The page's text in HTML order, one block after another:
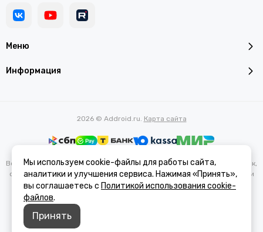
Меню
Информация
2026 © Addroid.ru. Карта сайта
Вся представленная на сайте информация, касающаяся характеристик,
стоимости товаров и услуг, носит информационный характер и ни при
каких условиях не является публичной офертой, определяемой
положениями Статьи 437(2) Гражданского кодекса РФ.
Мы используем cookie-файлы для работы сайта,
аналитики и улучшения сервиса. Нажимая «Принять»,
вы соглашаетесь с Политикой использования cookie-
файлов.
Принять